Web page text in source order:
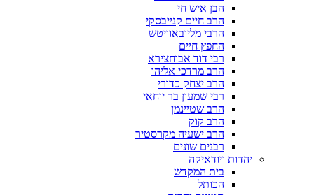
הבן איש חי
הרב חיים קנייבסקי
הרבי מליובאוויטש
החפץ חיים
רבי דוד אבוחצירא
הרב מרדכי אליהו
הרב יצחק כדורי
רבי שמעון בר יוחאי
הרב שטיינמן
הרב קוק
הרב ישעיה מקרסטיר
רבנים שונים
יהדות ויודאיקה
בית המקדש
הכותל